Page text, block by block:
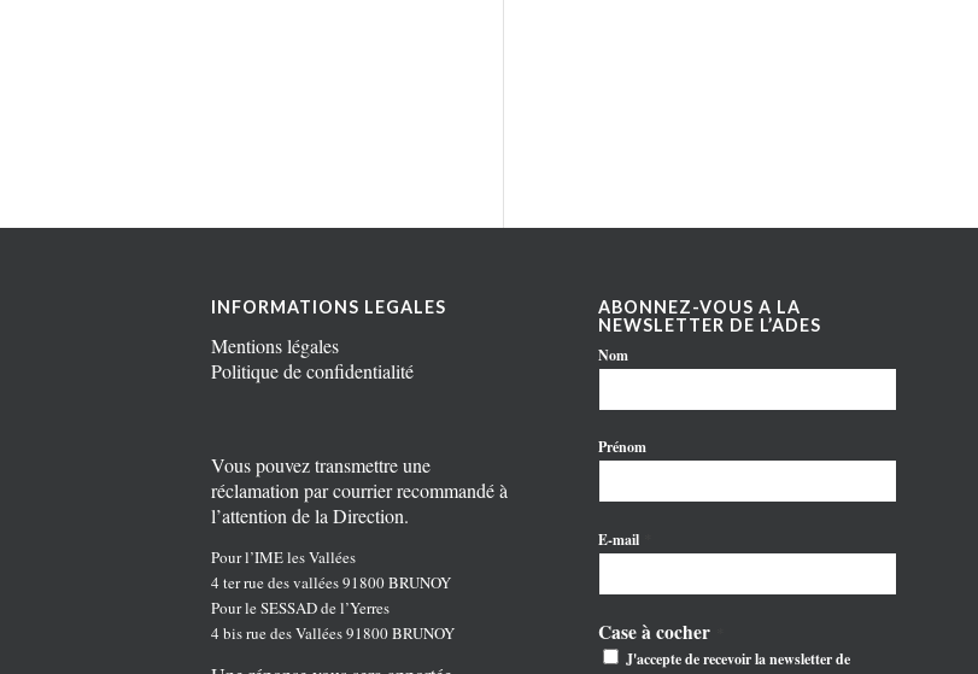
INFORMATIONS LEGALES
Mentions légales
Politique de confidentialité
Vous pouvez transmettre une
réclamation par courrier recommandé à
l’attention de la Direction.
Pour l’IME les Vallées
4 ter rue des vallées 91800 BRUNOY
Pour le SESSAD de l’Yerres
4 bis rue des Vallées 91800 BRUNOY
ABONNEZ-VOUS A LA
NEWSLETTER DE L’ADES
Nom
Prénom
E-mail
Case à cocher
J'accepte de recevoir la newsletter de